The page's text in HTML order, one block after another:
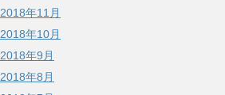
2018年11月
2018年10月
2018年9月
2018年8月